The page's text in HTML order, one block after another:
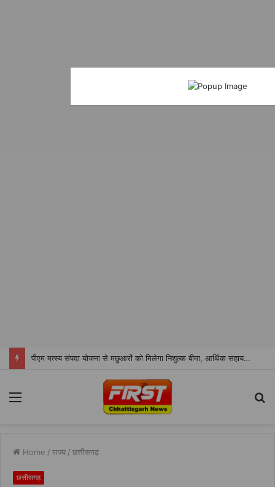
पीएम मत्स्य संपदा योजना से मछुआरों को मिलेगा निशुल्क बीमा, आर्थिक सहायता और अनुदान
Menu
Home / राज्य / छत्तीसगढ़
छत्तीसगढ़